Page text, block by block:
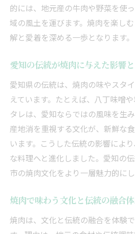
地元特産品が焼肉をよ
焼肉と特産品で広がる
ふるさと納税で叶える焼
焼肉を個室で楽しむ贅沢
個室利用で叶う焼肉の
焼肉を個室で味わうメ
くつろぎ空間で焼肉を満
個室焼肉がもたらすプ
焼肉を個室で楽しむコ
愛知ならではの焼肉体験が心
思い出に残る焼肉の楽し
焼肉で体感する愛知の
的には、地元産の牛肉や野菜を使
域の風土を運びます。焼肉を楽し
解と愛着を深める一歩となります。
愛知の伝統が焼肉に与えた影響
愛知県の伝統は、焼肉の味やスタ
えています。たとえば、八丁味噌
タレは、愛知ならではの風味を生
産地消を重視する文化が、新鮮な
います。こうした伝統の影響によ
な料理へと進化しました。愛知の
市の焼肉文化をより一層魅力的にし
焼肉で味わう文化と伝統の融合
焼肉は、文化と伝統の融合を体験